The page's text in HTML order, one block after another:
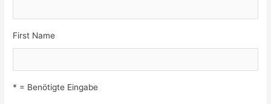
First Name
* = Benötigte Eingabe